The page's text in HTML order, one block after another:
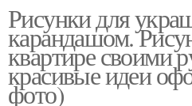
Рисунки для
карандашом.
квартире своими
красивые идеи
фото)